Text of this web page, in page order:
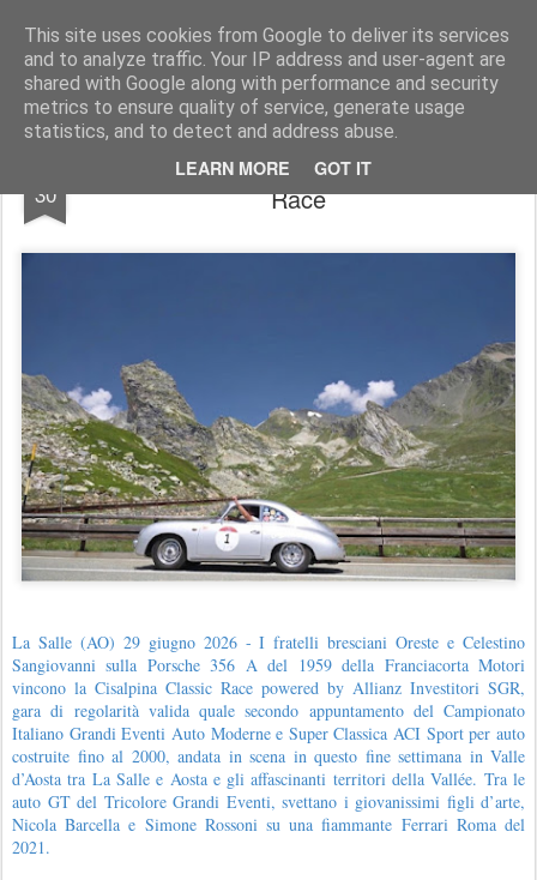
This site uses cookies from Google to deliver its services
and to analyze traffic. Your IP address and user-agent are
shared with Google along with performance and security
metrics to ensure quality of service, generate usage
statistics, and to detect and address abuse.
LEARN MORE GOT IT
AutoMotoCorse. Motorsport Random News 280912
30
Bilancio positivo per la Cisalpina Classic
Race
La Salle (AO) 29 giugno 2026 - I fratelli bresciani Oreste e Celestino
Sangiovanni sulla Porsche 356 A del 1959 della Franciacorta Motori
vincono la Cisalpina Classic Race powered by Allianz Investitori SGR,
gara di regolarità valida quale secondo appuntamento del Campionato
Italiano Grandi Eventi Auto Moderne e Super Classica ACI Sport per auto
costruite fino al 2000, andata in scena in questo fine settimana in Valle
d’Aosta tra La Salle e Aosta e gli affascinanti territori della Vallée. Tra le
auto GT del Tricolore Grandi Eventi, svettano i giovanissimi figli d’arte,
Nicola Barcella e Simone Rossoni su una fiammante Ferrari Roma del
2021.